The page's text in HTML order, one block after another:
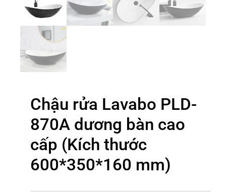
Chậu rửa Lavabo PLD-
870A dương bàn cao
cấp (Kích thước
600*350*160 mm)